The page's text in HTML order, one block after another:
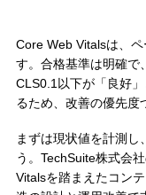
Core Web Vitalsは、
す。合格基準は明確で
CLS0.1以下が「良好
るため、改善の優先度
まずは現状値を計測し
う。TechSuite株式会
Vitalsを踏まえたコン